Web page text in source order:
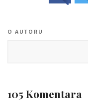
O AUTORU
105 Komentara